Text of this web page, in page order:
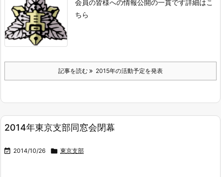
会員の皆様への情報公開の一貫です詳細はこ
ちら
記事を読む 2015年の活動予定を発表
2014年東京支部同窓会閉幕
 2014/10/26  東京支部